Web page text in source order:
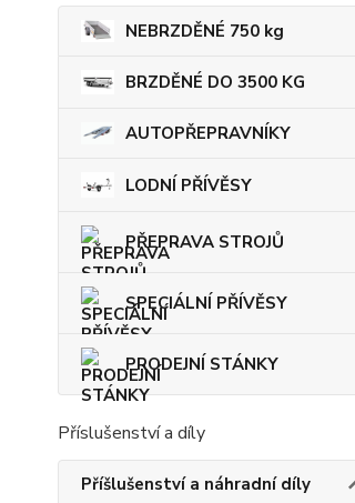
NEBRZDĚNÉ 750 kg
BRZDĚNÉ DO 3500 KG
AUTOPŘEPRAVNÍKY
LODNÍ PŘÍVĚSY
PŘEPRAVA STROJŮ
SPECIÁLNÍ PŘÍVĚSY
PRODEJNÍ STÁNKY
Příslušenství a díly
Příšlušenství a náhradní díly